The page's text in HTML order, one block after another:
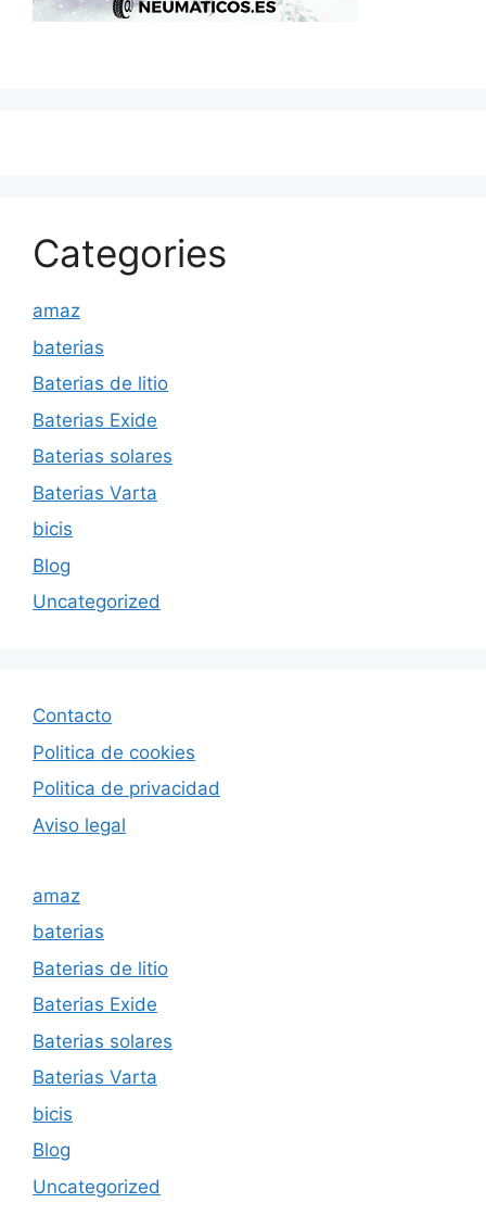
Categories
amaz
baterias
Baterias de litio
Baterias Exide
Baterias solares
Baterias Varta
bicis
Blog
Uncategorized
Contacto
Politica de cookies
Politica de privacidad
Aviso legal
amaz
baterias
Baterias de litio
Baterias Exide
Baterias solares
Baterias Varta
bicis
Blog
Uncategorized